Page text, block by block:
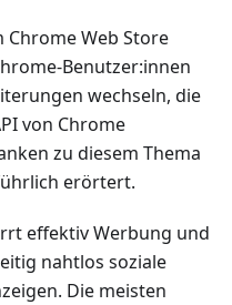
Chrome Web Store
Benutzer:innen
wechseln, die
von Chrome
zu diesem Thema
erörtert.
effektiv Werbung und
nahtlos soziale
Die meisten